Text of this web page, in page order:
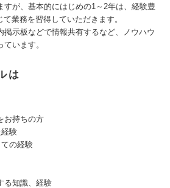
すが、基本的にはじめの1～2年は、経験豊
業務を習得していただきます。
掲示板などで情報共有するなど、ノウハウ
います。
は
お持ちの方
験
の経験
る知識、経験